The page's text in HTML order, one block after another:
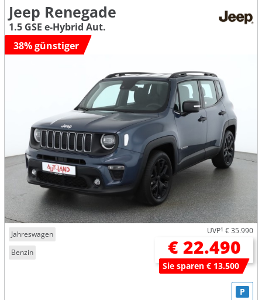
Jeep Renegade
1.5 GSE e-Hybrid Aut.
38% günstiger
Jahreswagen
Benzin
UVP1 € 35.990
€ 22.490
Sie sparen € 13.500
P